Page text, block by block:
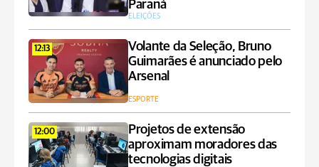
Paraná
ELEIÇÕES
12:13
Volante da Seleção, Bruno
Guimarães é anunciado pelo
Arsenal
ESPORTE
12:00
Projetos de extensão
aproximam moradores das
tecnologias digitais